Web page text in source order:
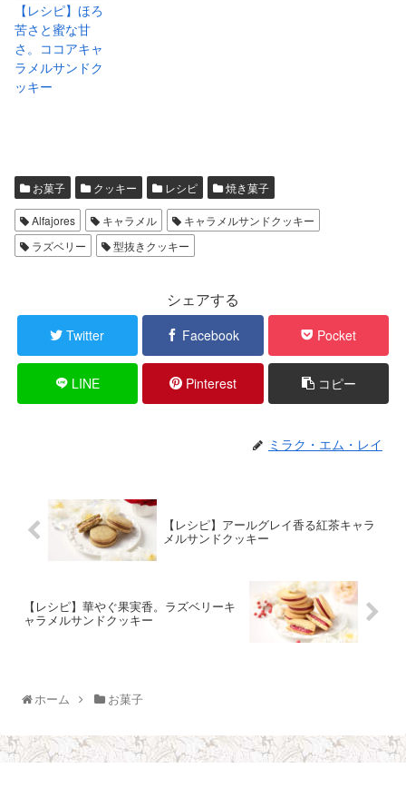
【レシピ】ほろ
苦さと蜜な甘
さ。ココアキャ
ラメルサンドク
ッキー
お菓子 クッキー レシピ 焼き菓子
Alfajores キャラメル
キャラメルサンドクッキー
ラズベリー
型抜きクッキー
シェアする
Twitter Facebook Pocket
LINE Pinterest コピー
ミラク・エム・レイ
【レシピ】アールグレイ香る紅茶キャラ
メルサンドクッキー
【レシピ】華やぐ果実香。ラズベリーキ
ャラメルサンドクッキー
ホーム お菓子